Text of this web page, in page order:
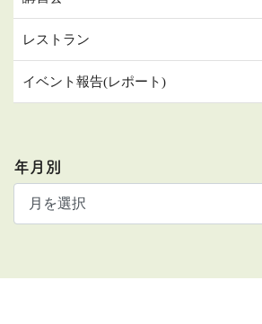
レストラン
イベント報告(レポート)
年月別